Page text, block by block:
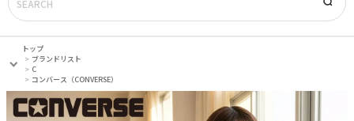
トップ
ブランドリスト
C
コンバース（CONVERSE）